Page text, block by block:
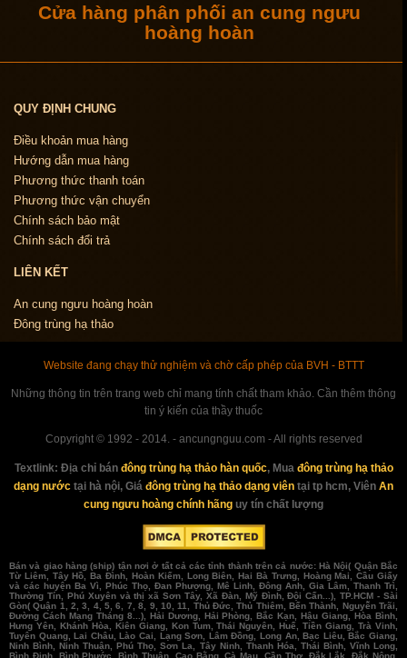
Cửa hàng phân phối an cung ngưu
hoàng hoàn
QUY ĐỊNH CHUNG
Điều khoản mua hàng
Hướng dẫn mua hàng
Phương thức thanh toán
Phương thức vận chuyển
Chính sách bảo mật
Chính sách đổi trả
LIÊN KẾT
An cung ngưu hoàng hoàn
Đông trùng hạ thảo
Website đang chạy thử nghiệm và chờ cấp phép của BVH - BTTT
Những thông tin trên trang web chỉ mang tính chất tham khảo. Cần thêm thông
tin ý kiến của thầy thuốc
Copyright © 1992 - 2014. - ancungnguu.com - All rights reserved
Textlink: Địa chỉ bán đông trùng hạ thảo hàn quốc, Mua đông trùng hạ thảo
dạng nước tại hà nội, Giá đông trùng hạ thảo dạng viên tại tp hcm, Viên An
cung ngưu hoàng chính hãng uy tín chất lượng
Bán và giao hàng (ship) tận nơi ở tất cả các tỉnh thành trên cả nước: Hà Nội( Quận Bắc
Từ Liêm, Tây Hồ, Ba Đình, Hoàn Kiếm, Long Biên, Hai Bà Trưng, Hoàng Mai, Cầu Giấy
và các huyện Ba Vì, Phúc Thọ, Đan Phượng, Mê Linh, Đông Anh, Gia Lâm, Thanh Trì,
Thường Tín, Phú Xuyên và thị xã Sơn Tây, Xã Đàn, Mỹ Đình, Đội Cấn...), TP.HCM - Sài
Gòn( Quận 1, 2, 3, 4, 5, 6, 7, 8, 9, 10, 11, Thủ Đức, Thủ Thiêm, Bến Thành, Nguyễn Trãi,
Đường Cách Mạng Tháng 8...), Hải Dương, Hải Phòng, Bắc Kạn, Hậu Giang, Hòa Bình,
Hưng Yên, Khánh Hòa, Kiên Giang, Kon Tum, Thái Nguyên, Huế, Tiền Giang, Trà Vinh,
Tuyên Quang, Lai Châu, Lào Cai, Lạng Sơn, Lâm Đồng, Long An, Bạc Liêu, Bắc Giang,
Ninh Bình, Ninh Thuận, Phú Thọ, Sơn La, Tây Ninh, Thanh Hóa, Thái Bình, Vĩnh Long,
Bình Định, Bình Phước, Bình Thuận, Cao Bằng, Cà Mau, Cần Thơ, Đắk Lắk, Đắk Nông,